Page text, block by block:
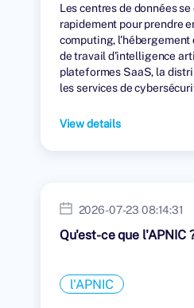
Les centres de données
rapidement pour prendre
computing, l'hébergement
de travail d'intelligence
plateformes SaaS, la
les services de
View details
2026-07-23 08:14:31
Qu'est-ce que l'APNIC ?
l'APNIC